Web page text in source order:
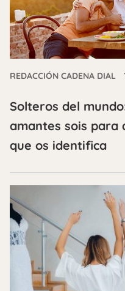
REDACCIÓN CADENA DIAL
Solteros del
amantes sois
que os identifica